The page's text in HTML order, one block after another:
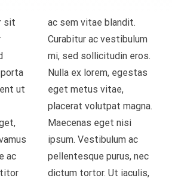
ΔΥΝΑΜΙΚΟΎ
KΑΤΑΣΤΡΟΦΏΝ
ΚΑΙ MΗΧΑΝΗΜΆΤΩΝ KΑΘΑΡΙΣΜΟΎ
sit
ut
ac
ac